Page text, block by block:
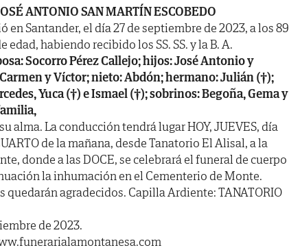
ANTONIO SAN MARTÍN ESCOBEDO
en Santander, el día 27 de septiembre de 2023, a los 89
edad, habiendo recibido los SS. SS. y la B. A.
Socorro Pérez Callejo; hijos: José Antonio y
y Víctor; nieto: Abdón; hermano: Julián (†);
Yuca (†) e Ismael (†); sobrinos: Begoña, Gema y
alma. La conducción tendrá lugar HOY, JUEVES, día
de la mañana, desde Tanatorio El Alisal, a la
donde a las DOCE, se celebrará el funeral de cuerpo
la inhumación en el Cementerio de Monte.
quedarán agradecidos. Capilla Ardiente: TANATORIO
de 2023.